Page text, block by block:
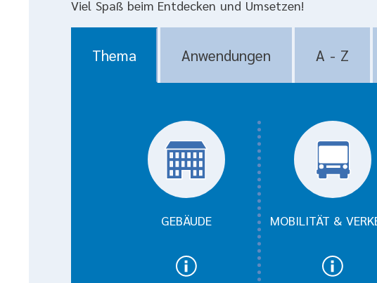
Viel Spaß beim Entdecken und Umsetzen!
Thema Anwendungen A - Z
Thema
GEBÄUDE MOBILITÄT &